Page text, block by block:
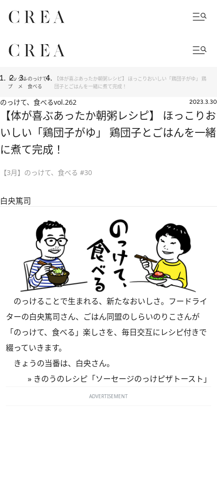
トッ
プ
グル
メ
のっけて、
食べる
【体が喜ぶあったか朝粥レシピ】 ほっこりおいしい「鶏団子がゆ」 鶏
団子とごはんを一緒に煮て完成！
のっけて、食べるvol.262 2023.3.30
【体が喜ぶあったか朝粥レシピ】 ほっこりお
いしい「鶏団子がゆ」 鶏団子とごはんを一緒
に煮て完成！
【3月】のっけて、食べる #30
白央篤司
のっけることで生まれる、新たなおいしさ。フードライ
ターの白央篤司さん、ごはん同盟のしらいのりこさんが
「のっけて、食べる」楽しさを、毎日交互にレシピ付きで
綴っていきます。
きょうの当番は、白央さん。
» きのうのレシピ「ソーセージのっけピザトースト」
ADVERTISEMENT